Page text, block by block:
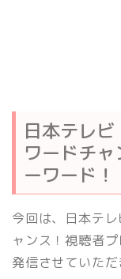
日本テレ
ワードチ
ーワード
今回は、日本テ
ャンス！視聴者
発信させていただ